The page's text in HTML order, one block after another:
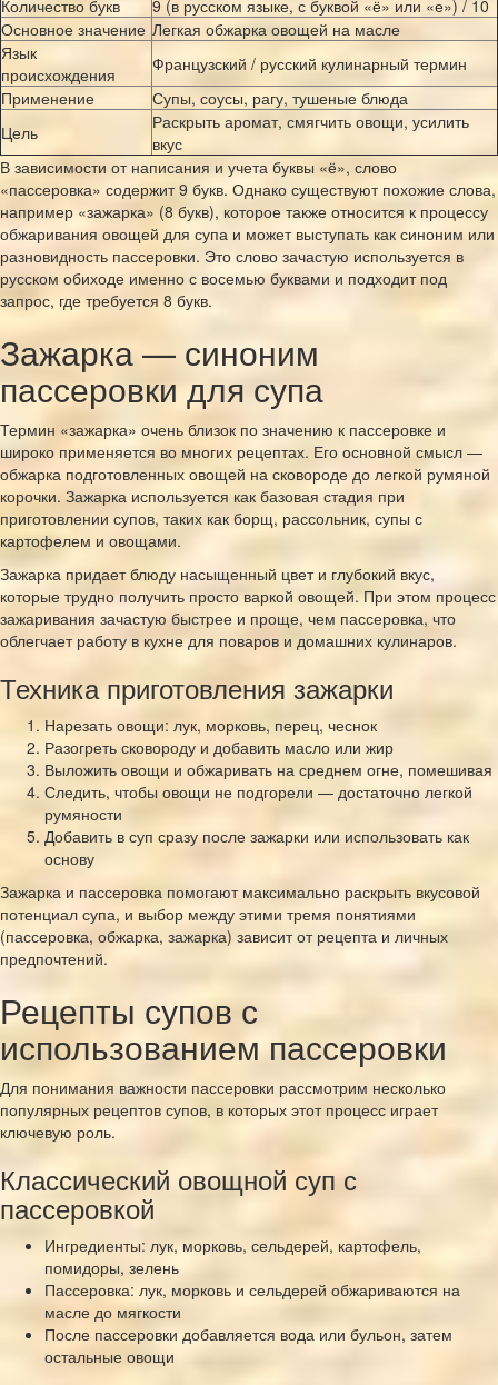
Количество букв
9 (в русском языке, с буквой «ё» или «е») / 10
Основное значение Легкая обжарка овощей на масле
Язык
происхождения
Французский / русский кулинарный термин
Применение
Супы, соусы, рагу, тушеные блюда
Цель
Раскрыть аромат, смягчить овощи, усилить
вкус
В зависимости от написания и учета буквы «ё», слово
«пассеровка» содержит 9 букв. Однако существуют похожие слова,
например «зажарка» (8 букв), которое также относится к процессу
обжаривания овощей для супа и может выступать как синоним или
разновидность пассеровки. Это слово зачастую используется в
русском обиходе именно с восемью буквами и подходит под
запрос, где требуется 8 букв.
Зажарка — синоним
пассеровки для супа
Термин «зажарка» очень близок по значению к пассеровке и
широко применяется во многих рецептах. Его основной смысл —
обжарка подготовленных овощей на сковороде до легкой румяной
корочки. Зажарка используется как базовая стадия при
приготовлении супов, таких как борщ, рассольник, супы с
картофелем и овощами.
Зажарка придает блюду насыщенный цвет и глубокий вкус,
которые трудно получить просто варкой овощей. При этом процесс
зажаривания зачастую быстрее и проще, чем пассеровка, что
облегчает работу в кухне для поваров и домашних кулинаров.
Техника приготовления зажарки
Нарезать овощи: лук, морковь, перец, чеснок
Разогреть сковороду и добавить масло или жир
Выложить овощи и обжаривать на среднем огне, помешивая
Следить, чтобы овощи не подгорели — достаточно легкой
румяности
Добавить в суп сразу после зажарки или использовать как
основу
Зажарка и пассеровка помогают максимально раскрыть вкусовой
потенциал супа, и выбор между этими тремя понятиями
(пассеровка, обжарка, зажарка) зависит от рецепта и личных
предпочтений.
Рецепты супов с
использованием пассеровки
Для понимания важности пассеровки рассмотрим несколько
популярных рецептов супов, в которых этот процесс играет
ключевую роль.
Классический овощной суп с
пассеровкой
Ингредиенты: лук, морковь, сельдерей, картофель,
помидоры, зелень
Пассеровка: лук, морковь и сельдерей обжариваются на
масле до мягкости
После пассеровки добавляется вода или бульон, затем
остальные овощи